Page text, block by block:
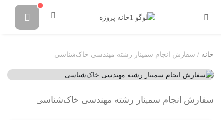
خانه / سفارش انجام سمینار رشته مهندسی خاک‌شناسی
سفارش انجام سمینار رشته مهندسی خاک‌شناسی